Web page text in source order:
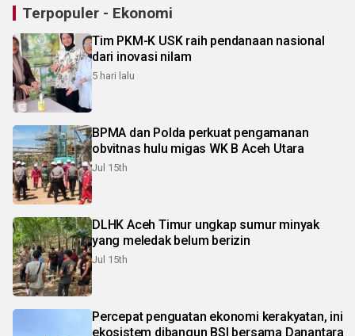
Terpopuler - Ekonomi
Tim PKM-K USK raih pendanaan nasional
dari inovasi nilam
5 hari lalu
BPMA dan Polda perkuat pengamanan
obvitnas hulu migas WK B Aceh Utara
Jul 15th
DLHK Aceh Timur ungkap sumur minyak
yang meledak belum berizin
Jul 15th
Percepat penguatan ekonomi kerakyatan, ini
ekosistem dibangun BSI bersama Danantara